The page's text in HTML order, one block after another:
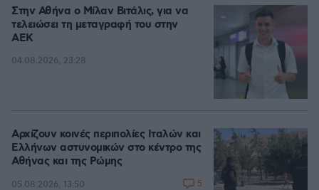
Στην Αθήνα ο Μίλαν Βιτάλις, για να
τελειώσει τη μεταγραφή του στην
ΑΕΚ
04.08.2026, 23:28
Αρχίζουν κοινές περιπολίες Ιταλών και
Ελλήνων αστυνομικών στο κέντρο της
Αθήνας και της Ρώμης
05.08.2026, 13:50 5